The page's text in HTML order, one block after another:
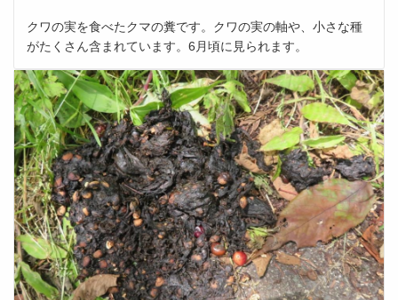
クワの実を食べたクマの糞です。クワの実の軸や、小さな種
がたくさん含まれています。6月頃に見られます。